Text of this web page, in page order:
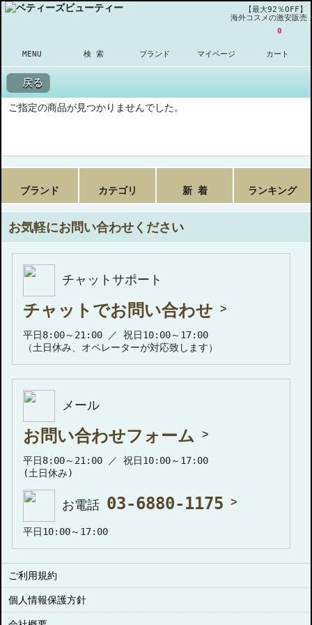
【最大92％OFF】
海外コスメの激安販売
MENU 検 索 ブランド マイページ
0
カート
戻る
ご指定の商品が見つかりませんでした。
ブランド カテゴリ 新 着 ランキング
お気軽にお問い合わせください
チャットサポート
チャットでお問い合わせ
平日8:00～21:00 ／ 祝日10:00～17:00
（土日休み、オペレーターが対応致します）
メール
お問い合わせフォーム
平日8:00～21:00 ／ 祝日10:00～17:00
(土日休み)
お電話 03-6880-1175
平日10:00～17:00
ご利用規約
個人情報保護方針